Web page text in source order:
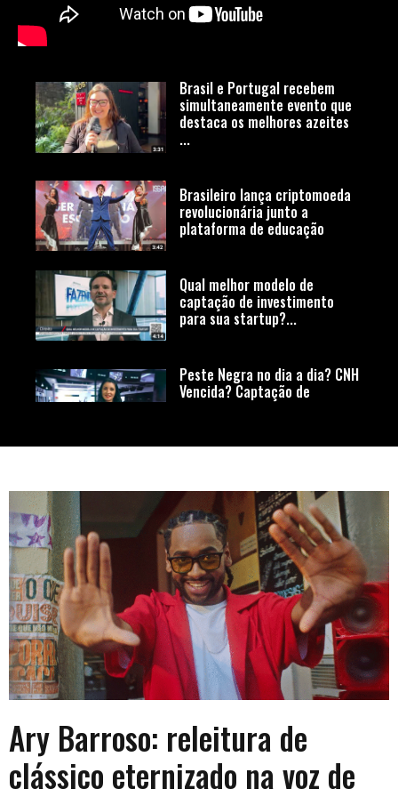
Brasil e Portugal recebem
simultaneamente evento que
destaca os melhores azeites
...
Brasileiro lança criptomoeda
revolucionária junto a
plataforma de educação
Qual melhor modelo de
captação de investimento
para sua startup?...
Peste Negra no dia a dia? CNH
Vencida? Captação de
investimento para sua
de publicitários em relação a
profissão
Roubaram meu celular, o que
fazer? Skin Cycling, conheça
essa tendência
Documentos perdidos,
Fórmula-E, Durabilidade de
Roupas e muito mais
Ary Barroso: releitura de
clássico eternizado na voz de